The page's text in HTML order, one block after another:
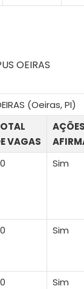
OEIRAS
(Oeiras, PI)
VAGAS
Sim
Sim
Sim